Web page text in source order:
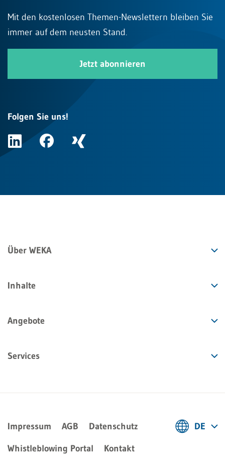
Mit den kostenlosen Themen-Newslettern bleiben Sie
immer auf dem neusten Stand.
Jetzt abonnieren
Folgen Sie uns!
Über WEKA
Inhalte
Angebote
Services
Impressum AGB
Datenschutz
Whistleblowing Portal
Kontakt
DE